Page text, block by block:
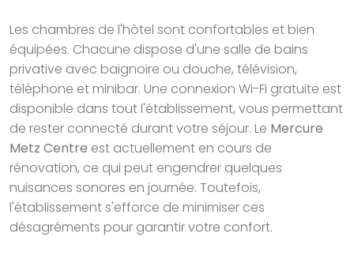
Les chambres de l'hôtel sont confortables et bien
équipées. Chacune dispose d'une salle de bains
privative avec baignoire ou douche, télévision,
téléphone et minibar. Une connexion Wi-Fi gratuite est
disponible dans tout l'établissement, vous permettant
de rester connecté durant votre séjour. Le Mercure
Metz Centre est actuellement en cours de
rénovation, ce qui peut engendrer quelques
nuisances sonores en journée. Toutefois,
l'établissement s'efforce de minimiser ces
désagréments pour garantir votre confort.